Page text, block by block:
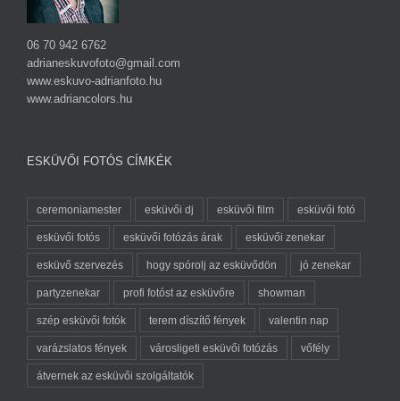
06 70 942 6762
adrianeskuvofoto@gmail.com
www.eskuvo-adrianfoto.hu
www.adriancolors.hu
ESKÜVŐI FOTÓS CÍMKÉK
ceremoniamester esküvői dj esküvői film esküvői fotó
esküvői fotós esküvői fotózás árak esküvői zenekar
esküvő szervezés hogy spórolj az esküvődön jó zenekar
partyzenekar profi fotóst az esküvőre showman
szép esküvői fotók terem díszítő fények valentin nap
varázslatos fények városligeti esküvői fotózás vőfély
átvernek az esküvői szolgáltatók